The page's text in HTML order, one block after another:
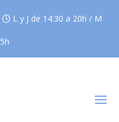
L y J de 14:30 a 20h / M